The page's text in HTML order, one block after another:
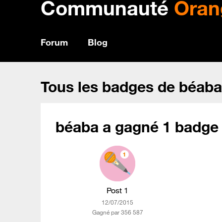
Communauté
Forum Blog
Tous les badges de béaba
béaba a gagné 1 badge
Post 1
‎12/07/2015
Gagné par 356 587